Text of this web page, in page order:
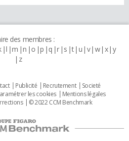
des membres :
l m n o p q r s t u v w x y
z
Publicité Recrutement
Societé
les cookies
Mentions légales
© 2022 CCM Benchmark